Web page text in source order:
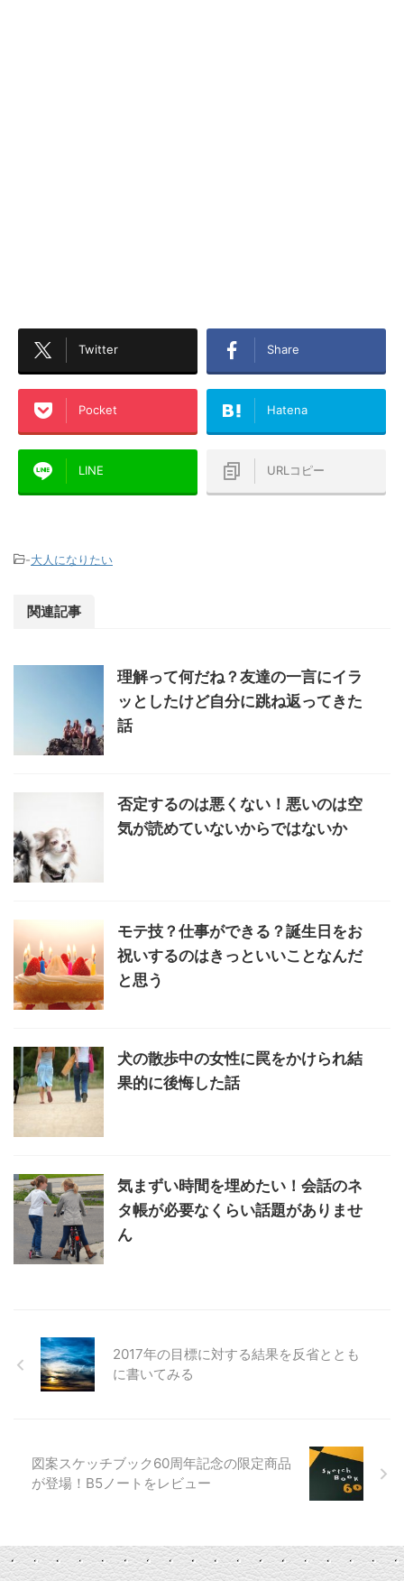
Twitter Share
Pocket Hatena
LINE URLコピー
-大人になりたい
関連記事
理解って何だね？友達の一言にイラ
ッとしたけど自分に跳ね返ってきた
話
否定するのは悪くない！悪いのは空
気が読めていないからではないか
モテ技？仕事ができる？誕生日をお
祝いするのはきっといいことなんだ
と思う
犬の散歩中の女性に罠をかけられ結
果的に後悔した話
気まずい時間を埋めたい！会話のネ
タ帳が必要なくらい話題がありませ
ん
2017年の目標に対する結果を反省ととも
に書いてみる
図案スケッチブック60周年記念の限定商品
が登場！B5ノートをレビュー